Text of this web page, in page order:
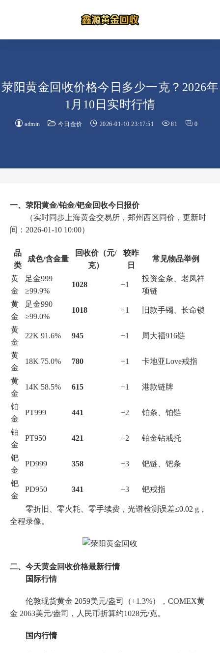
荥阳黄金回收价格今日多少一克？2026年
1月10日实时行情
admin 今日金价 2026-01-10 23:17:51 81 0
一、荥阳黄金/铂金/钯金回收今日报价
（实时同步上海黄金交易所，郑州西区同价，更新时
间：2026-01-10 10:00）
品
类
成色/含金量
回收价（元/
克）
较昨
日
常见物品举例
黄
金
足金999
≥99.9%
1028 +1
投资金条、老凤祥
项链
黄
金
足金990
≥99.0%
1018 +1 旧款手镯、长命锁
黄
金
22K 91.6% 945 +1 周大福916链
黄
金
18K 75.0% 780 +1 卡地亚Love戒指
黄
金
14K 58.5% 615 +1 港款链牌
铂
金
PT999 441 +2 铂条、铂链
铂
金
PT950 421 +2 铂金钻戒托
钯
金
PD999 358 +3 钯链、钯条
钯
金
PD950 341 +3 钯戒指
零折旧、零火耗、零手续费，光谱检测误差≤0.02 g，
全程录像。
二、今天黄金回收价格最新行情
国际行情
伦敦现货黄金 2059美元/盎司（+1.3%），COMEX黄
金 2063美元/盎司，人民币折算约1028元/克。
国内行情